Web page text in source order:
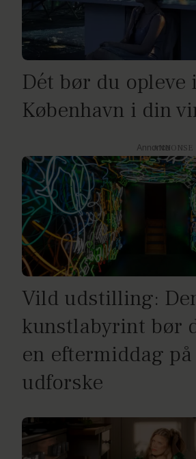
Dét bør du opleve i
København i din
Annonce
Vild udstilling:
kunstlabyrint bør
en eftermiddag
udforske